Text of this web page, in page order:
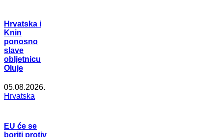
Hrvatska i
Knin
ponosno
slave
obljetnicu
Oluje
05.08.2026.
Hrvatska
EU će se
boriti protiv